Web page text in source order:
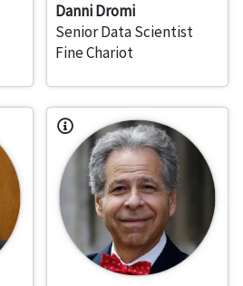
Danni Dromi
Senior Data Scientist
Fine Chariot